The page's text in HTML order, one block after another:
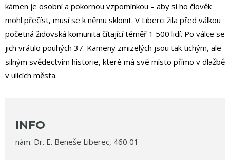
kámen je osobní a pokornou vzpomínkou – aby si ho člověk
mohl přečíst, musí se k němu sklonit. V Liberci žila před válkou
početná židovská komunita čítající téměř 1 500 lidí. Po válce se
jich vrátilo pouhých 37. Kameny zmizelých jsou tak tichým, ale
silným svědectvím historie, které má své místo přímo v dlažbě
v ulicích města.
INFO
nám. Dr. E. Beneše Liberec, 460 01